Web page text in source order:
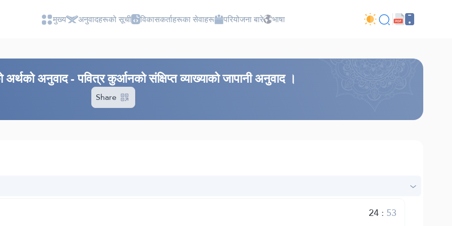
मुख्य अनुवादहरूको सूची विकासकर्ताहरूका सेवाहरू परियोजना बारे भाषा
अनुवाद - पवित्र कुर्आनको संक्षिप्त व्याख्याको जापानी अनुवाद ।
Share
24: 53